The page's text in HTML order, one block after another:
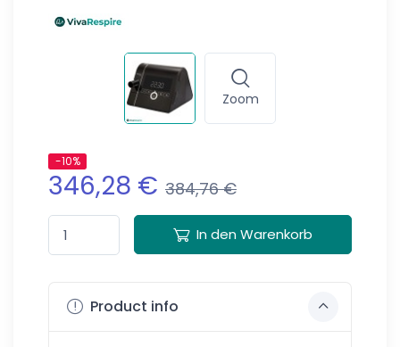
Zoom
-10%
346,28 € 384,76 €
In den Warenkorb
Product info